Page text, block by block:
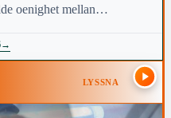
oenighet mellan
→
LYSSNA